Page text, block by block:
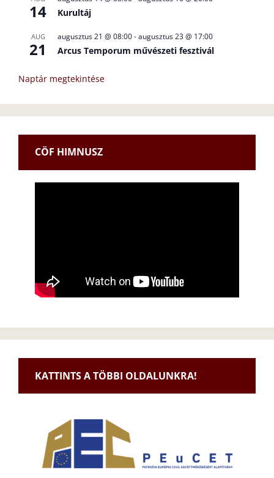
14 Kurultáj
AUG
21
augusztus 21 @ 08:00-augusztus 23 @ 17:00
Arcus Temporum művészeti fesztivál
Naptár megtekintése
CÖF HIMNUSZ
KATTINTS A TÖBBI OLDALUNKRA!